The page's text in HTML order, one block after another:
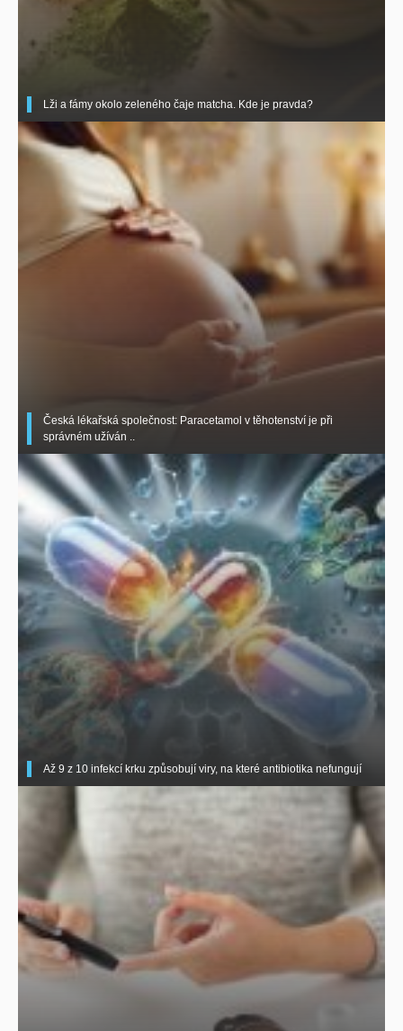
Lži a fámy okolo zeleného čaje matcha. Kde je pravda?
Česká lékařská společnost: Paracetamol v těhotenství je při
správném užíván ..
Až 9 z 10 infekcí krku způsobují viry, na které antibiotika nefungují